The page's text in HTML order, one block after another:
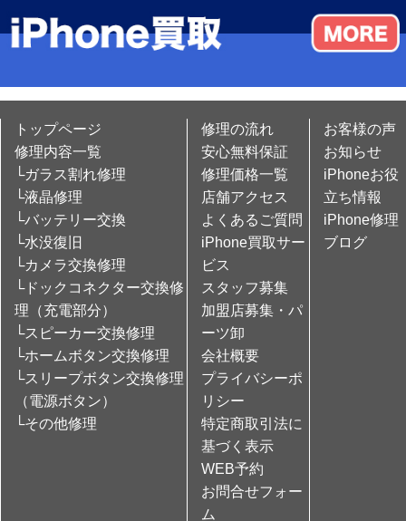
トップページ
修理内容一覧
└ガラス割れ修理
└液晶修理
└バッテリー交換
└水没復旧
└カメラ交換修理
└ドックコネクター交換修
理（充電部分）
└スピーカー交換修理
└ホームボタン交換修理
└スリープボタン交換修理
（電源ボタン）
└その他修理
修理の流れ
安心無料保証
修理価格一覧
店舗アクセス
よくあるご質問
iPhone買取サー
ビス
スタッフ募集
加盟店募集・パ
ーツ卸
会社概要
プライバシーポ
リシー
特定商取引法に
基づく表示
WEB予約
お問合せフォー
ム
お客様の声
お知らせ
iPhoneお役
立ち情報
iPhone修理
ブログ